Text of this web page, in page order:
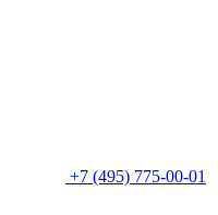
+7 (495) 775-00-01